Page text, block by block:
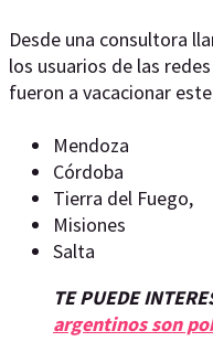
Desde una consultora
los usuarios de las
fueron a vacacionar
Mendoza
Córdoba
Tierra del Fuego,
Misiones
Salta
TE PUEDE
argentinos son